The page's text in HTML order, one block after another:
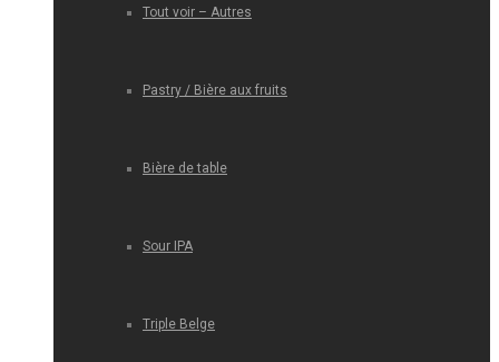
Tout voir – Autres
Pastry / Bière aux fruits
Bière de table
Sour IPA
Triple Belge